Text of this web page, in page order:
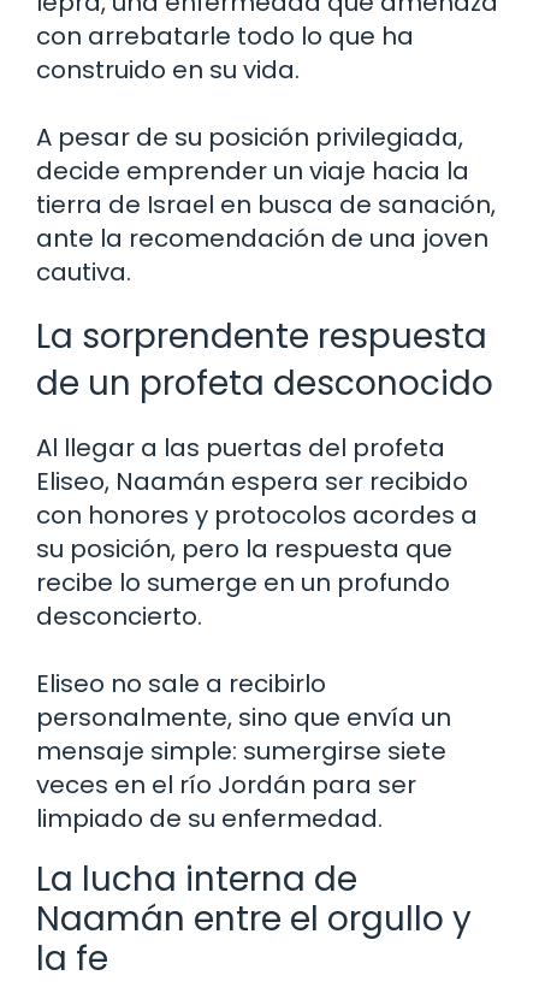
con arrebatarle todo lo que ha
construido en su vida.
A pesar de su posición privilegiada,
decide emprender un viaje hacia la
tierra de Israel en busca de sanación,
ante la recomendación de una joven
cautiva.
La sorprendente respuesta
de un profeta desconocido
Al llegar a las puertas del profeta
Eliseo, Naamán espera ser recibido
con honores y protocolos acordes a
su posición, pero la respuesta que
recibe lo sumerge en un profundo
desconcierto.
Eliseo no sale a recibirlo
personalmente, sino que envía un
mensaje simple: sumergirse siete
veces en el río Jordán para ser
limpiado de su enfermedad.
La lucha interna de
Naamán entre el orgullo y
la fe